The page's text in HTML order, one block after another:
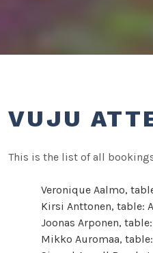
VUJU
This is the list of all
Veronique Aalmo,
Kirsi Anttonen, table:
Joonas Arponen, table:
Mikko Auromaa,